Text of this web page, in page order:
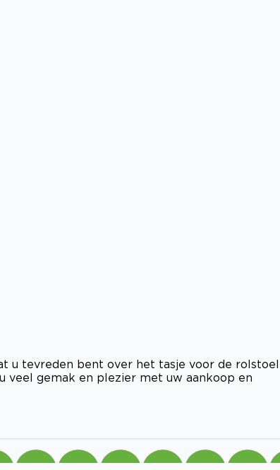
u tevreden bent over het tasje voor de rolstoel
veel gemak en plezier met uw aankoop en